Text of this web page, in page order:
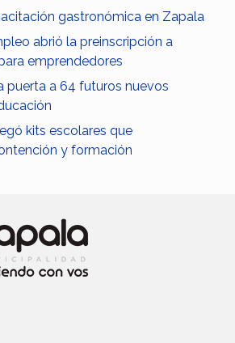
gastronómica en Zapala
abrió la preinscripción a
emprendedores
puerta a 64 futuros nuevos
kits escolares que
y formación